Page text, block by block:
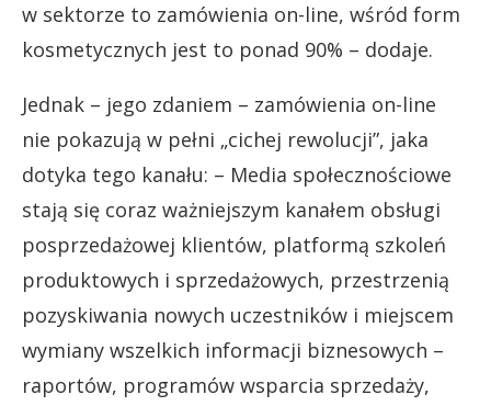
w sektorze to zamówienia on-line, wśród form
kosmetycznych jest to ponad 90% – dodaje.
Jednak – jego zdaniem – zamówienia on-line
nie pokazują w pełni „cichej rewolucji”, jaka
dotyka tego kanału: – Media społecznościowe
stają się coraz ważniejszym kanałem obsługi
posprzedażowej klientów, platformą szkoleń
produktowych i sprzedażowych, przestrzenią
pozyskiwania nowych uczestników i miejscem
wymiany wszelkich informacji biznesowych –
raportów, programów wsparcia sprzedaży,